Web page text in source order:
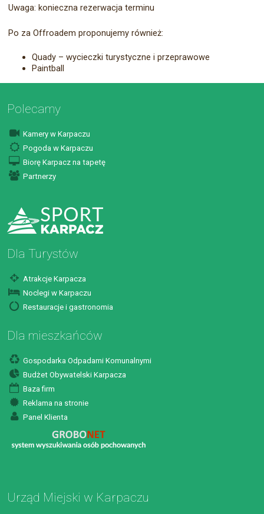
Uwaga: konieczna rezerwacja terminu
Po za Offroadem proponujemy również:
Quady – wycieczki turystyczne i przeprawowe
Paintball
Polecamy
Kamery w Karpaczu
Pogoda w Karpaczu
Biorę Karpacz na tapetę
Partnerzy
Dla Turystów
Atrakcje Karpacza
Noclegi w Karpaczu
Restauracje i gastronomia
Dla mieszkańców
Gospodarka Odpadami Komunalnymi
Budżet Obywatelski Karpacza
Baza firm
Reklama na stronie
Panel Klienta
Urząd Miejski w Karpaczu